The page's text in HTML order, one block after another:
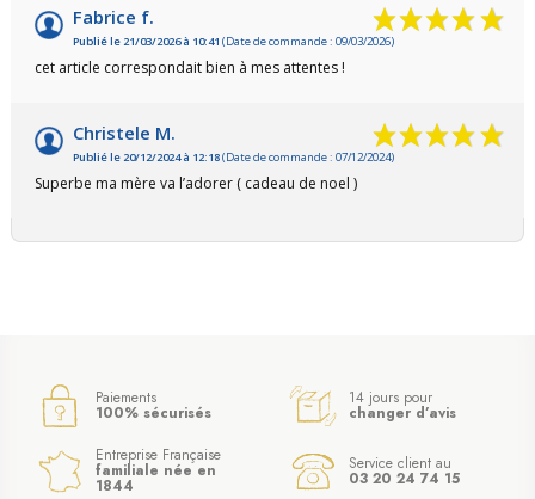
Fabrice f.
Publié le 21/03/2026 à 10:41 (Date de commande : 09/03/2026)
cet article correspondait bien à mes attentes !
Christele M.
Publié le 20/12/2024 à 12:18(Date de commande : 07/12/2024)
Superbe ma mère va l’adorer ( cadeau de noel )
Paiements
100% sécurisés
14 jours pour
changer d’avis
Entreprise Française
familiale née en
1844
Service client au
03 20 24 74 15